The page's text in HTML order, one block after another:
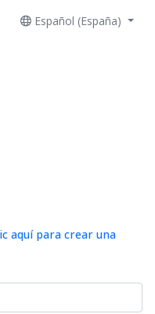
Español (España)
aquí para crear una